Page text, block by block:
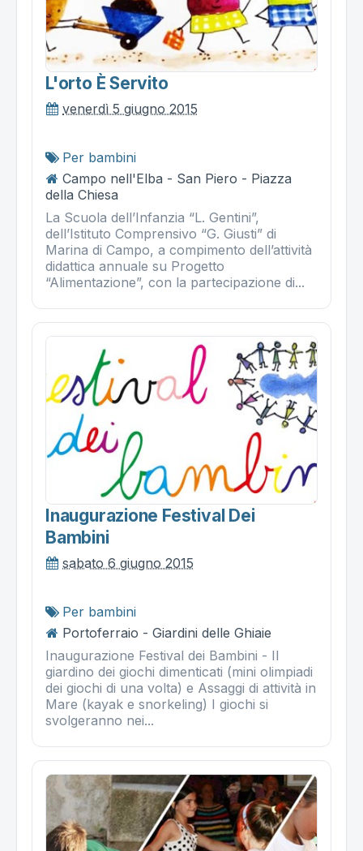
L'orto È Servito
venerdì 5 giugno 2015
Per bambini
Campo nell'Elba - San Piero - Piazza
della Chiesa
La Scuola dell’Infanzia “L. Gentini”,
dell’Istituto Comprensivo “G. Giusti” di
Marina di Campo, a compimento dell’attività
didattica annuale su Progetto
“Alimentazione”, con la partecipazione di...
Inaugurazione Festival Dei
Bambini
sabato 6 giugno 2015
Per bambini
Portoferraio - Giardini delle Ghiaie
Inaugurazione Festival dei Bambini - Il
giardino dei giochi dimenticati (mini olimpiadi
dei giochi di una volta) e Assaggi di attività in
Mare (kayak e snorkeling) I giochi si
svolgeranno nei...